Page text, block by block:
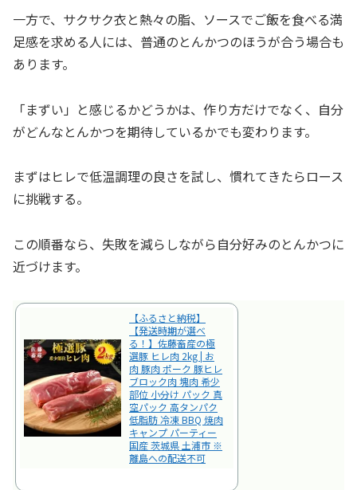
一方で、サクサク衣と熱々の脂、ソースでご飯を食べる満
足感を求める人には、普通のとんかつのほうが合う場合も
あります。
「まずい」と感じるかどうかは、作り方だけでなく、自分
がどんなとんかつを期待しているかでも変わります。
まずはヒレで低温調理の良さを試し、慣れてきたらロース
に挑戦する。
この順番なら、失敗を減らしながら自分好みのとんかつに
近づけます。
【ふるさと納税】
【発送時期が選べ
る！】佐藤畜産の極
選豚 ヒレ肉 2kg | お
肉 豚肉 ポーク 豚ヒレ
ブロック肉 塊肉 希少
部位 小分け パック 真
空パック 高タンパク
低脂肪 冷凍 BBQ 焼肉
キャンプ パーティー
国産 茨城県 土浦市 ※
離島への配送不可